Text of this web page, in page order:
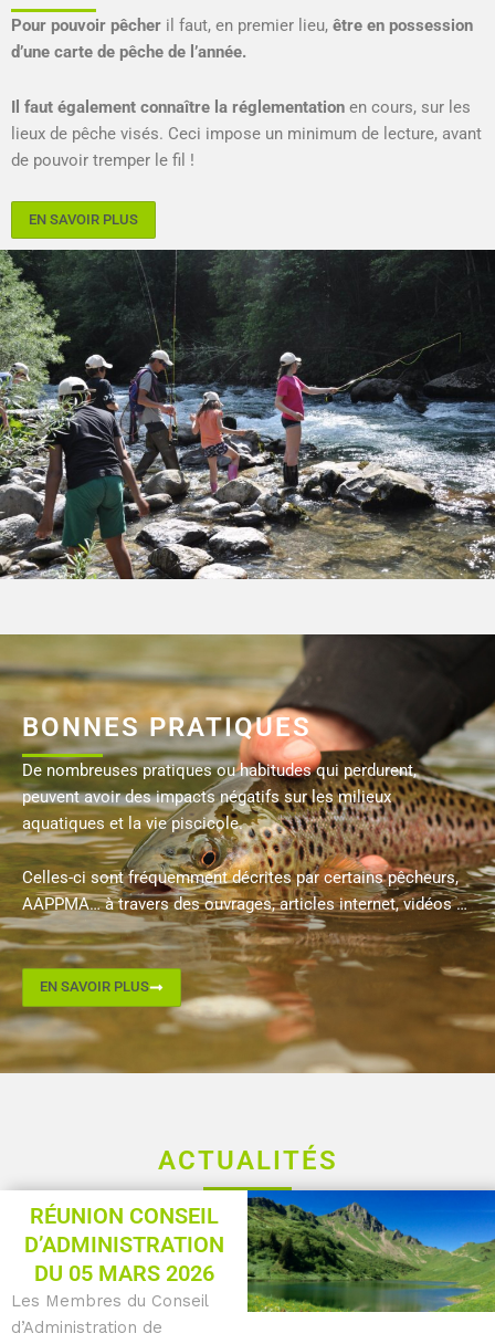
Pour pouvoir pêcher il faut, en premier lieu, être en possession
d’une carte de pêche de l’année.
Il faut également connaître la réglementation en cours, sur les
lieux de pêche visés. Ceci impose un minimum de lecture, avant
de pouvoir tremper le fil !
EN SAVOIR PLUS
BONNES PRATIQUES
De nombreuses pratiques ou habitudes qui perdurent,
peuvent avoir des impacts négatifs sur les milieux
aquatiques et la vie piscicole.
Celles-ci sont fréquemment décrites par certains pêcheurs,
AAPPMA… à travers des ouvrages, articles internet, vidéos …
EN SAVOIR PLUS
ACTUALITÉS
RÉUNION CONSEIL
D’ADMINISTRATION
DU 05 MARS 2026
Les Membres du Conseil
d’Administration de
PagePagePagePage